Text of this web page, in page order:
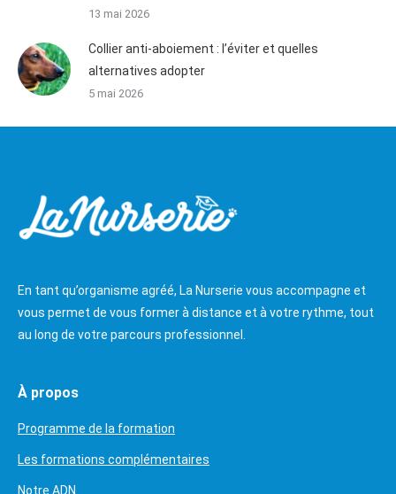
13 mai 2026
Collier anti-aboiement : l’éviter et quelles
alternatives adopter
5 mai 2026
En tant qu’organisme agréé, La Nurserie vous accompagne et
vous permet de vous former à distance et à votre rythme, tout
au long de votre parcours professionnel.
À propos
Programme de la formation
Les formations complémentaires
Notre ADN